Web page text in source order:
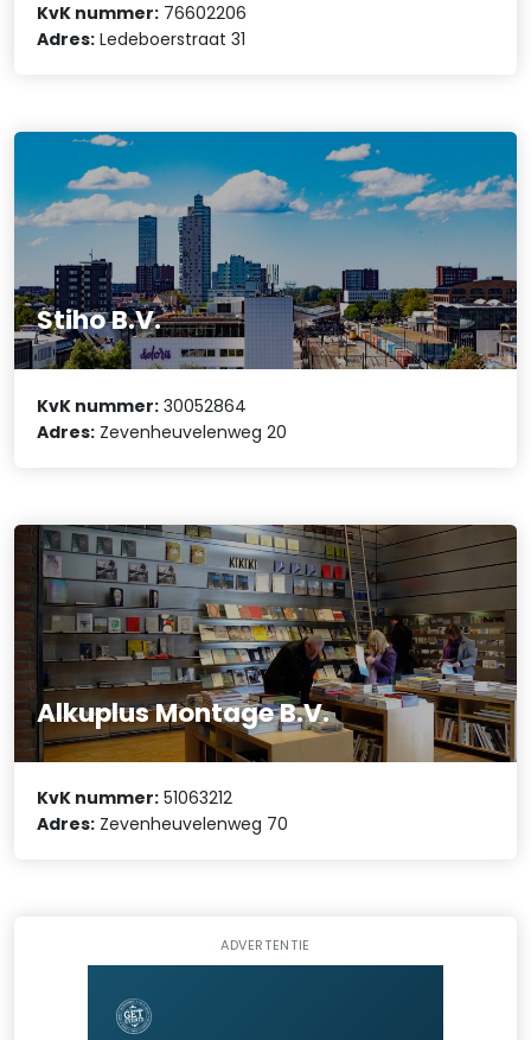
KvK nummer: 76602206
Adres: Ledeboerstraat 31
Stiho B.V.
KvK nummer: 30052864
Adres: Zevenheuvelenweg 20
Alkuplus Montage B.V.
KvK nummer: 51063212
Adres: Zevenheuvelenweg 70
ADVERTENTIE